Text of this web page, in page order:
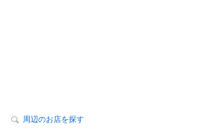
周辺のお店を探す